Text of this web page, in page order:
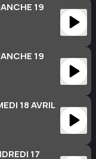
19
19
18 AVRIL
17